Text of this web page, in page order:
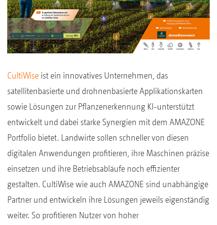
CultiWise ist ein innovatives Unternehmen, das
satellitenbasierte und drohnenbasierte Applikationskarten
sowie Lösungen zur Pflanzenerkennung KI-unterstützt
entwickelt und dabei starke Synergien mit dem AMAZONE
Portfolio bietet. Landwirte sollen schneller von diesen
digitalen Anwendungen profitieren, ihre Maschinen präzise
einsetzen und ihre Betriebsabläufe noch effizienter
gestalten. CultiWise wie auch AMAZONE sind unabhängige
Partner und entwickeln ihre Lösungen jeweils eigenständig
weiter. So profitieren Nutzer von hoher